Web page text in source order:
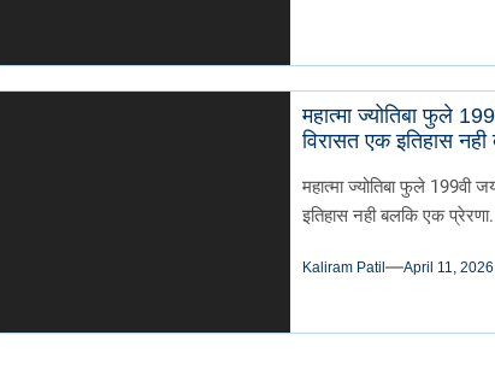
महात्मा ज्योतिबा फुले 199वी जयंती
विरासत एक इतिहास
महात्मा ज्योतिबा फुले 199वी
इतिहास नही बलकि एक
Kaliram Patil April 11, 2026